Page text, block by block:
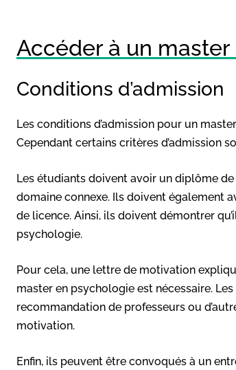
Accéder à un
Conditions d’admission
Les conditions d’admission pour un
Cependant certains critères d’admission
Les étudiants doivent avoir un diplôme
domaine connexe. Ils doivent également
de licence. Ainsi, ils doivent démontrer
psychologie.
Pour cela, une lettre de motivation
master en psychologie est nécessaire.
recommandation de professeurs ou
motivation.
Enfin, ils peuvent être convoqués à un